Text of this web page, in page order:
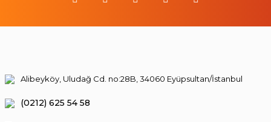
Alibeyköy, Uludağ Cd. no:28B, 34060 Eyüpsultan/İstanbul
(0212) 625 54 58